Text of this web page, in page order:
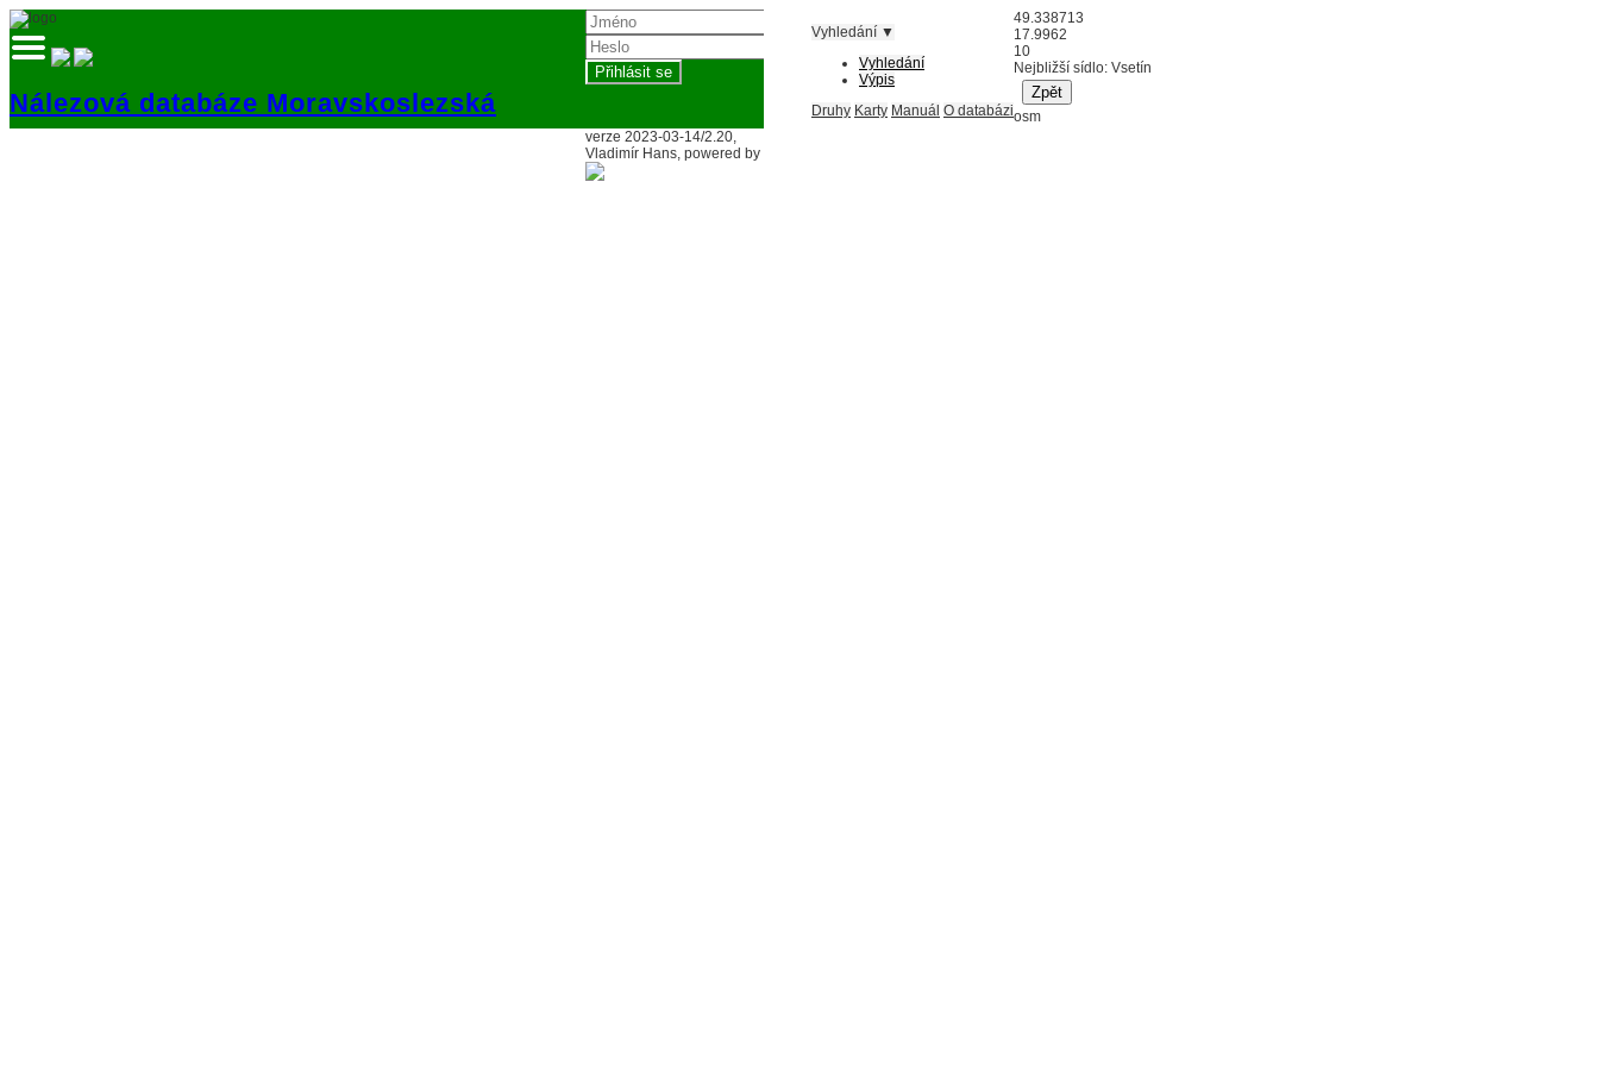
Nálezová databáze Moravskoslezská
Vyhledání ▼
Vyhledání
Výpis
Druhy Karty Manuál O databázi
49.338713
17.9962
10
Nejbližší sídlo: Vsetín
osm
verze 2023-03-14/2.20,
Vladimír Hans, powered by